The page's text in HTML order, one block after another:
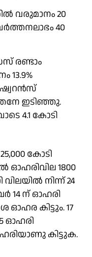
വരുമാനം 20
40
രണ്ടാം
13.9%
ഇടിഞ്ഞു.
4.1 കോടി
കോടി
1800
നിന്ന് 24
14 ന് ഓഹരി
കിട്ടും. 17
ഓഹരി
കിട്ടുക.